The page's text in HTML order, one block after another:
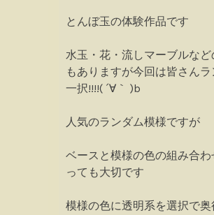
とんぼ玉の体験作品です
水玉・花・流しマーブルなど
もありますが今回は皆さんラ
一択!!!!( ´∀｀ )b
人気のランダム模様ですが
ベースと模様の色の組み合わ
っても大切です
模様の色に透明系を選択で奥